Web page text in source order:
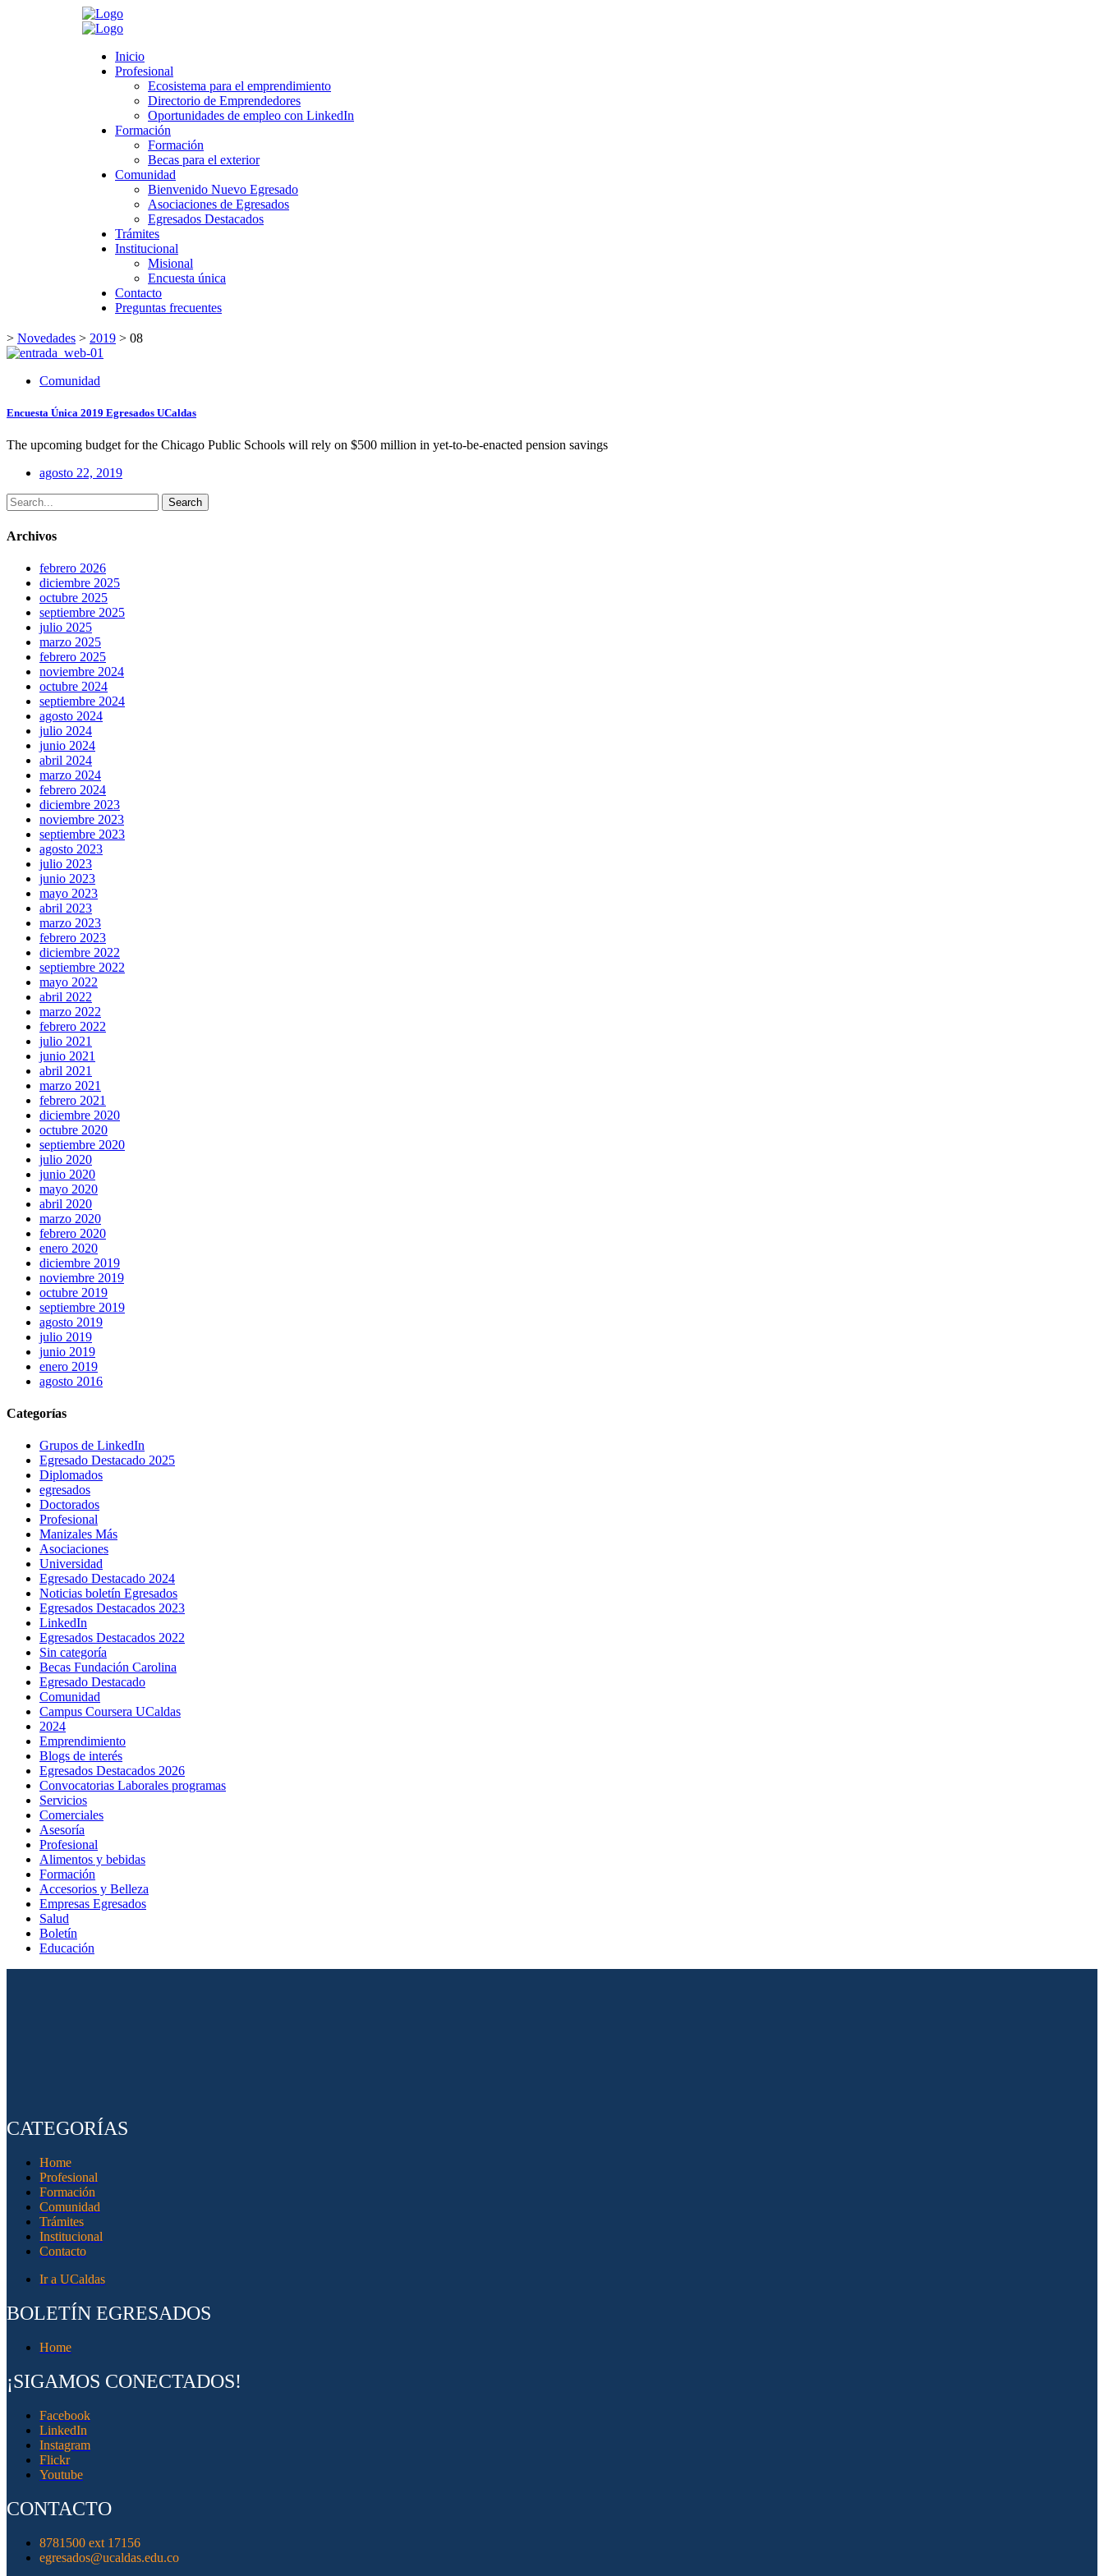
Inicio
Profesional
Ecosistema para el emprendimiento
Directorio de Emprendedores
Oportunidades de empleo con LinkedIn
Formación
Formación
Becas para el exterior
Comunidad
Bienvenido Nuevo Egresado
Asociaciones de Egresados
Egresados Destacados
Trámites
Institucional
Misional
Encuesta única
Contacto
Preguntas frecuentes
Ecosistema para el emprendimiento
Directorio de Emprendedores
Oportunidades de empleo con LinkedIn
Becas para el exterior
Bienvenido Nuevo Egresado
Asociaciones de Egresados
Egresados Destacados
Institucional
Encuesta única
Preguntas frecuentes
> Novedades > 2019 > 08
Comunidad
Encuesta Única 2019 Egresados UCaldas
The upcoming budget for the Chicago Public Schools will rely on $500 million in yet-to-be-enacted pension savings
agosto 22, 2019
Search
Archivos
febrero 2026
diciembre 2025
octubre 2025
septiembre 2025
julio 2025
marzo 2025
febrero 2025
noviembre 2024
octubre 2024
septiembre 2024
agosto 2024
julio 2024
junio 2024
abril 2024
marzo 2024
febrero 2024
diciembre 2023
noviembre 2023
septiembre 2023
agosto 2023
julio 2023
junio 2023
mayo 2023
abril 2023
marzo 2023
febrero 2023
diciembre 2022
septiembre 2022
mayo 2022
abril 2022
marzo 2022
febrero 2022
julio 2021
junio 2021
abril 2021
marzo 2021
febrero 2021
diciembre 2020
octubre 2020
septiembre 2020
julio 2020
junio 2020
mayo 2020
abril 2020
marzo 2020
febrero 2020
enero 2020
diciembre 2019
noviembre 2019
octubre 2019
septiembre 2019
agosto 2019
julio 2019
junio 2019
enero 2019
agosto 2016
Categorías
Grupos de LinkedIn
Egresado Destacado 2025
Diplomados
egresados
Doctorados
Profesional
Manizales Más
Asociaciones
Universidad
Egresado Destacado 2024
Noticias boletín Egresados
Egresados Destacados 2023
LinkedIn
Egresados Destacados 2022
Sin categoría
Becas Fundación Carolina
Egresado Destacado
Comunidad
Campus Coursera UCaldas
2024
Emprendimiento
Blogs de interés
Egresados Destacados 2026
Convocatorias Laborales programas
Servicios
Comerciales
Asesoría
Profesional
Alimentos y bebidas
Formación
Accesorios y Belleza
Empresas Egresados
Salud
Boletín
Educación
CATEGORÍAS
Home
Profesional
Formación
Comunidad
Trámites
Institucional
Contacto
Ir a UCaldas
BOLETÍN EGRESADOS
Home
¡SIGAMOS CONECTADOS!
Facebook
LinkedIn
Instagram
Flickr
Youtube
CONTACTO
8781500 ext 17156
egresados@ucaldas.edu.co